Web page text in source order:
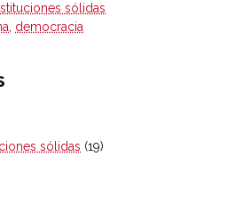
sólidas
, democracia
sólidas (19)